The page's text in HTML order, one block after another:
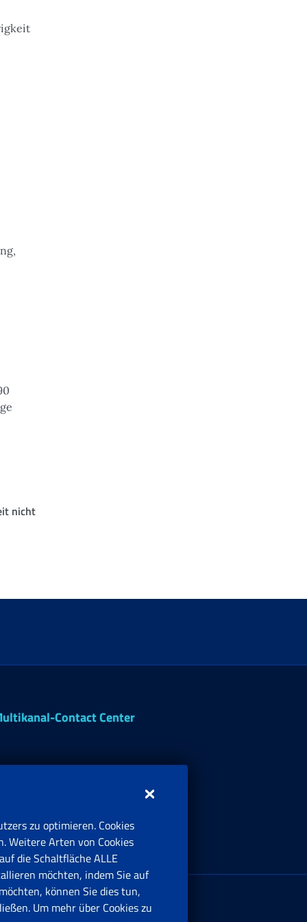
nicht
Contact Center
Ciro il Grande, 21
Roma
zu optimieren. Cookies
Weitere Arten von Cookies
die Schaltfläche ALLE
möchten, indem Sie auf
können Sie dies tun,
Um mehr über Cookies zu